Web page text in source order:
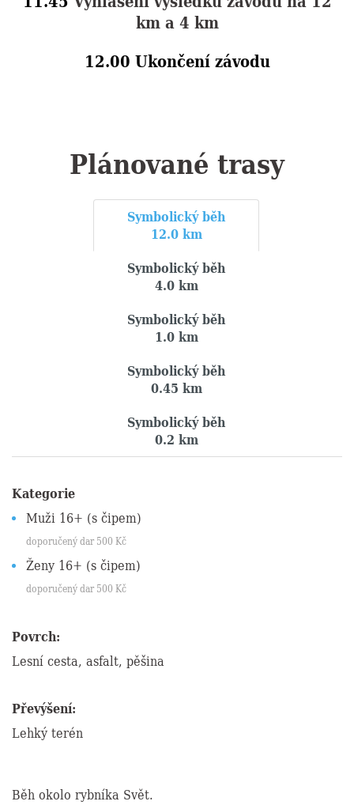
km a 4 km
12.00 Ukončení závodu
Plánované trasy
Symbolický běh
12.0 km
Symbolický běh
4.0 km
Symbolický běh
1.0 km
Symbolický běh
0.45 km
Symbolický běh
0.2 km
Kategorie
Muži 16+ (s čipem)
doporučený dar 500 Kč
Ženy 16+ (s čipem)
doporučený dar 500 Kč
Povrch:
Lesní cesta, asfalt, pěšina
Převýšení:
Lehký terén
Běh okolo rybníka Svět.